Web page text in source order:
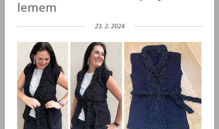
lemem
23. 2. 2024